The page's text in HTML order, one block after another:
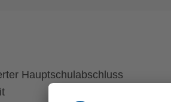
Hauptschulabschluss